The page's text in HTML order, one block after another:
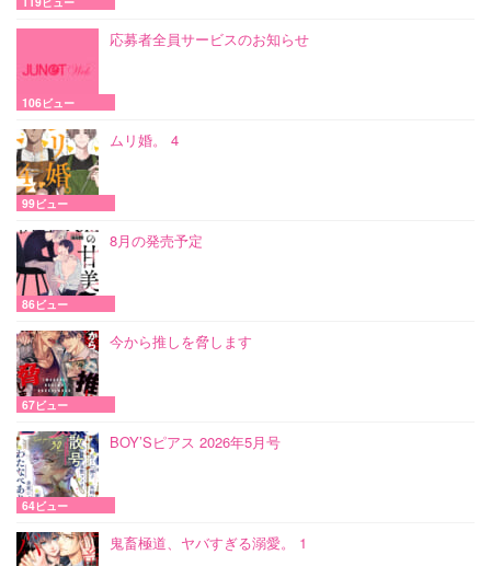
応募者全員サービスのお知らせ
106ビュー
ムリ婚。 4
99ビュー
8月の発売予定
86ビュー
今から推しを脅します
67ビュー
BOY’Sピアス 2026年5月号
64ビュー
鬼畜極道、ヤバすぎる溺愛。 1